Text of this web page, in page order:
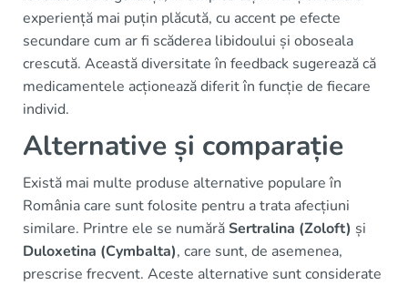
experiență mai puțin plăcută, cu accent pe efecte
secundare cum ar fi scăderea libidoului și oboseala
crescută. Această diversitate în feedback sugerează că
medicamentele acționează diferit în funcție de fiecare
individ.
Alternative și comparație
Există mai multe produse alternative populare în
România care sunt folosite pentru a trata afecțiuni
similare. Printre ele se numărăSertralina (Zoloft) și
Duloxetina (Cymbalta), care sunt, de asemenea,
prescrise frecvent. Aceste alternative sunt considerate